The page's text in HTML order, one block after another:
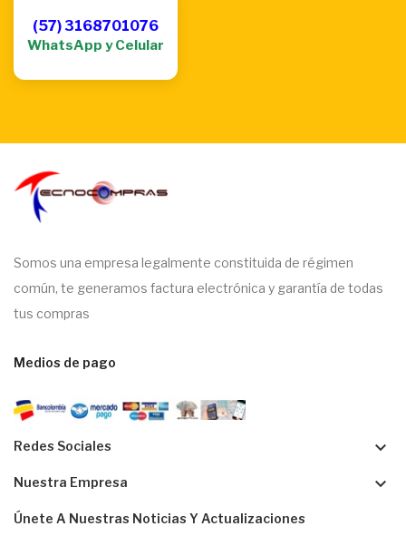
(57) 3168701076
WhatsApp y Celular
Somos una empresa legalmente constituida de régimen
común, te generamos factura electrónica y garantía de todas
tus compras
Medios de pago
Redes Sociales keyboard_arrow_down
Nuestra Empresa keyboard_arrow_down
Únete A Nuestras Noticias Y Actualizaciones